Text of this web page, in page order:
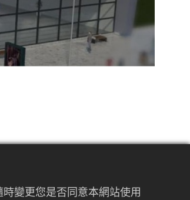
變更您是否同意本網站使用